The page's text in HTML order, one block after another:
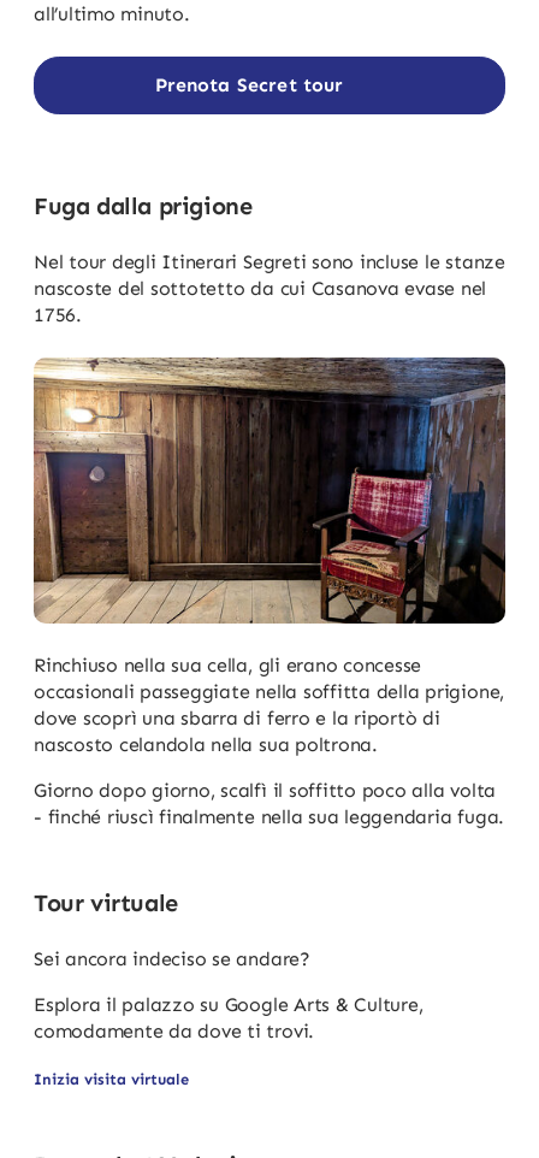
all’ultimo minuto.
Prenota Secret tour
Fuga dalla prigione
Nel tour degli Itinerari Segreti sono incluse le stanze
nascoste del sottotetto da cui Casanova evase nel
1756.
Rinchiuso nella sua cella, gli erano concesse
occasionali passeggiate nella soffitta della prigione,
dove scoprì una sbarra di ferro e la riportò di
nascosto celandola nella sua poltrona.
Giorno dopo giorno, scalfì il soffitto poco alla volta
- finché riuscì finalmente nella sua leggendaria fuga.
Tour virtuale
Sei ancora indeciso se andare?
Esplora il palazzo su Google Arts & Culture,
comodamente da dove ti trovi.
Inizia visita virtuale